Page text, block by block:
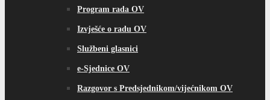
Program rada OV
Izvješće o radu OV
Službeni glasnici
e-Sjednice OV
Razgovor s Predsjednikom/vijećnikom OV